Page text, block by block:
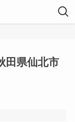
田県仙北市